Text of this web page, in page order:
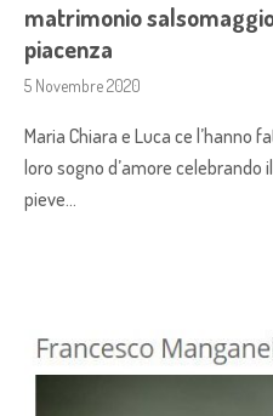
matrimonio
piacenza
5 Novembre 2020
Maria Chiara e Luca ce l’hanno
loro sogno d’amore
pieve…